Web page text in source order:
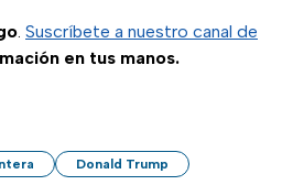
. Suscríbete a nuestro canal de
en tus manos.
Donald Trump